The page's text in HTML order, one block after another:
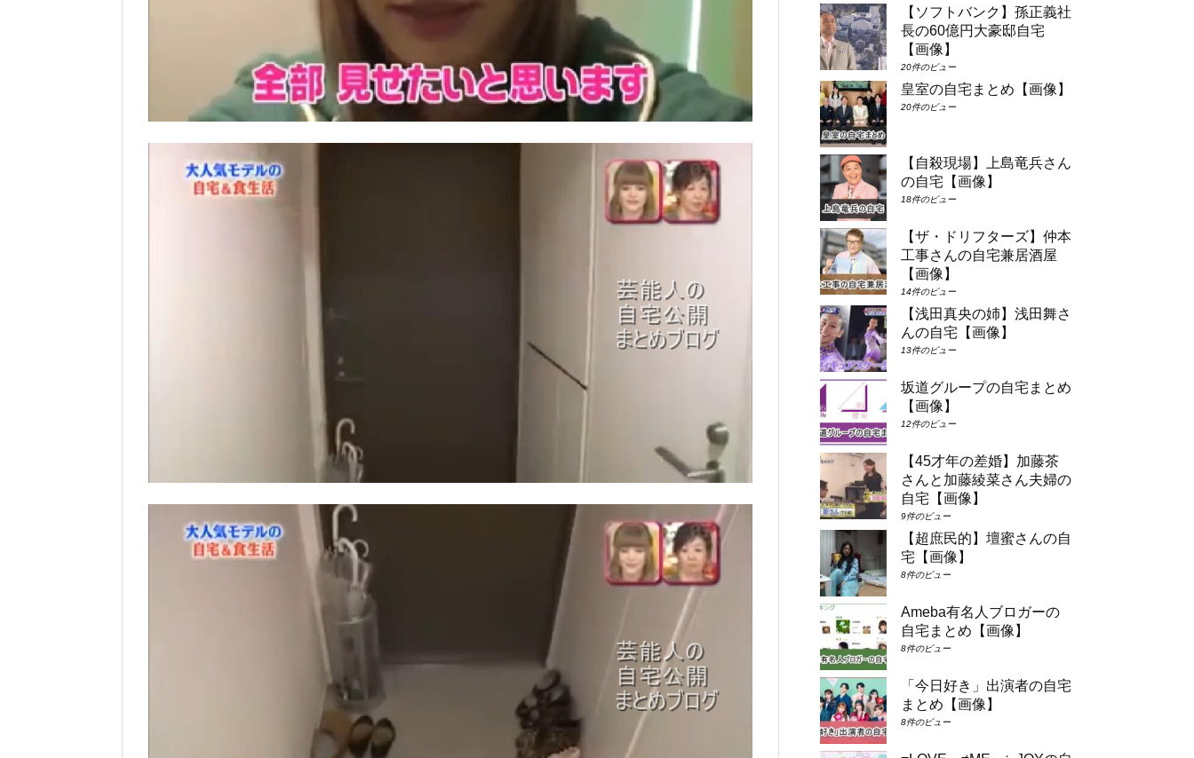
【ソフトバンク】孫正義社
長の60億円大豪邸自宅
【画像】
20件のビュー
皇室の自宅まとめ【画像】
20件のビュー
【自殺現場】上島竜兵さん
の自宅【画像】
18件のビュー
【ザ・ドリフターズ】仲本
工事さんの自宅兼居酒屋
【画像】
14件のビュー
【浅田真央の姉】浅田舞さ
んの自宅【画像】
13件のビュー
坂道グループの自宅まとめ
【画像】
12件のビュー
【45才年の差婚】加藤茶
さんと加藤綾菜さん夫婦の
自宅【画像】
9件のビュー
【超庶民的】壇蜜さんの自
宅【画像】
8件のビュー
Ameba有名人ブロガーの
自宅まとめ【画像】
8件のビュー
「今日好き」出演者の自宅
まとめ【画像】
8件のビュー